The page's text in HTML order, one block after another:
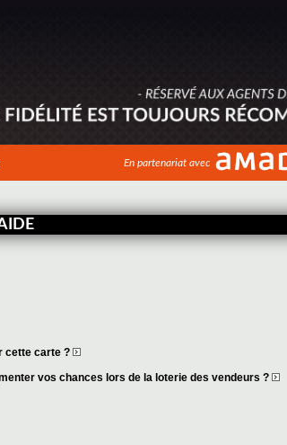
En partenariat avec
cette carte ?
vos chances lors de la loterie des vendeurs ?